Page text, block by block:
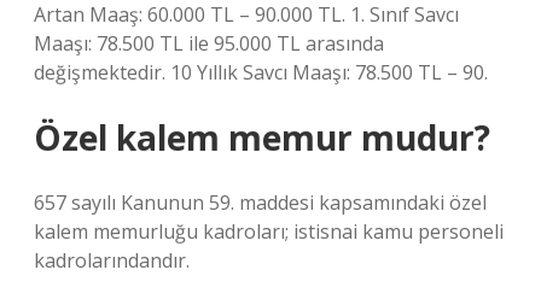
Artan Maaş: 60.000 TL – 90.000 TL. 1. Sınıf Savcı
Maaşı: 78.500 TL ile 95.000 TL arasında
değişmektedir. 10 Yıllık Savcı Maaşı: 78.500 TL – 90.
Özel kalem memur mudur?
657 sayılı Kanunun 59. maddesi kapsamındaki özel
kalem memurluğu kadroları; istisnai kamu personeli
kadrolarındandır.